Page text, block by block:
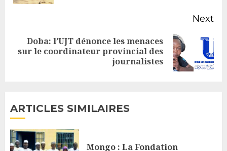
Next
Next
Doba: l’UJT dénonce les menaces
sur le coordinateur provincial des
journalistes
ARTICLES SIMILAIRES
Mongo : La Fondation